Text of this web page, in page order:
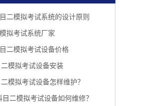
二模拟考试系统的设计原则
拟考试系统厂家
二模拟考试设备价格
模拟考试设备安装
模拟考试设备怎样维护？
目二模拟考试设备如何维修？